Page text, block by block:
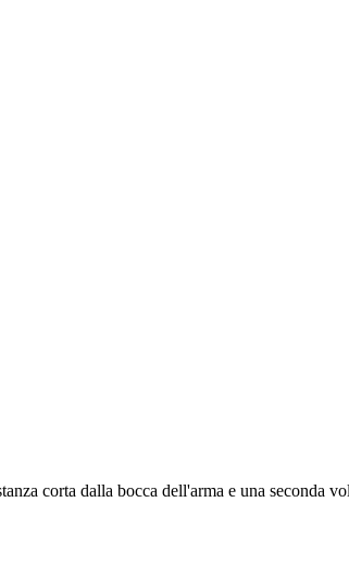
corta dalla bocca dell'arma e una seconda